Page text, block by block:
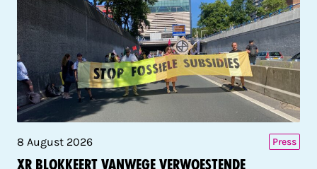
8 August 2026 Press
XR blokkeert vanwege verwoestende